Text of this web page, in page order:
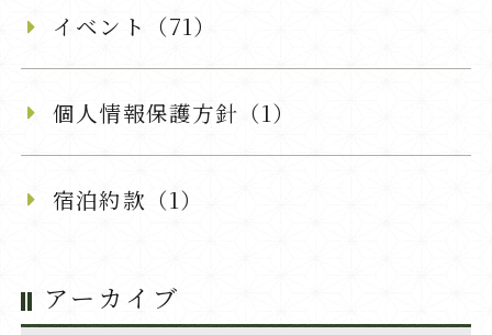
イベント（71）
個人情報保護方針（1）
宿泊約款（1）
アーカイブ